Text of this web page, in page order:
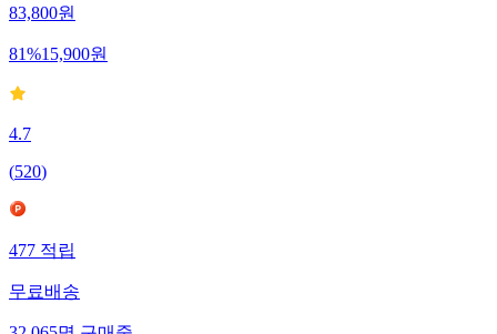
83,800원
81%15,900원
4.7
(520)
477적립
무료배송